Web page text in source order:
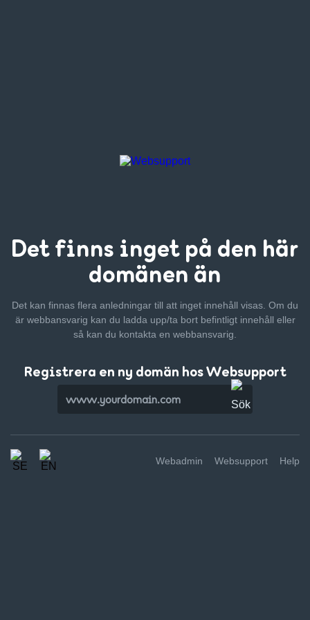
Det finns inget på den här
domänen än
Det kan finnas flera anledningar till att inget innehåll visas. Om du
är webbansvarig kan du ladda upp/ta bort befintligt innehåll eller
så kan du kontakta en webbansvarig.
Registrera en ny domän hos Websupport
Webadmin Websupport Help